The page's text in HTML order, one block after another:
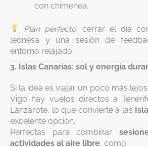
con chimenea.
Plan perfecto:cerrar el día
leonesa y una sesión de
entorno relajado.
3. Islas Canarias: sol y energía
Si la idea es viajar un poco más
Vigo hay vuelos directos a
Lanzarote, lo que convierte a las
excelente opción.
Perfectas para combinar
actividades al aire libre, como: